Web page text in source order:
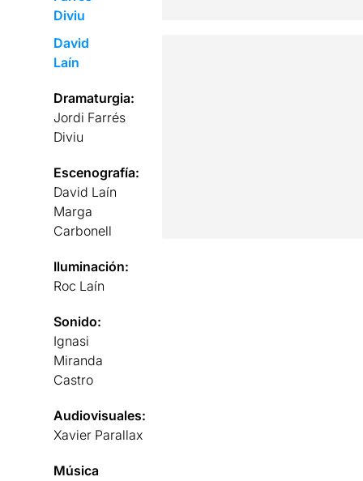
Diviu
David
Laín
Dramaturgia:
Jordi Farrés
Diviu
Escenografía:
David Laín
Marga
Carbonell
Iluminación:
Roc Laín
Sonido:
Ignasi
Miranda
Castro
Audiovisuales:
Xavier Parallax
Música